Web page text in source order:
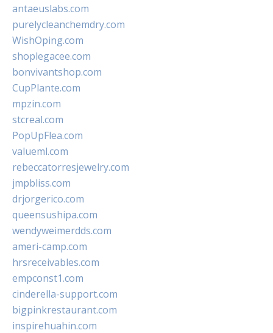
antaeuslabs.com
purelycleanchemdry.com
WishOping.com
shoplegacee.com
bonvivantshop.com
CupPlante.com
mpzin.com
stcreal.com
PopUpFlea.com
valueml.com
rebeccatorresjewelry.com
jmpbliss.com
drjorgerico.com
queensushipa.com
wendyweimerdds.com
ameri-camp.com
hrsreceivables.com
empconst1.com
cinderella-support.com
bigpinkrestaurant.com
inspirehuahin.com